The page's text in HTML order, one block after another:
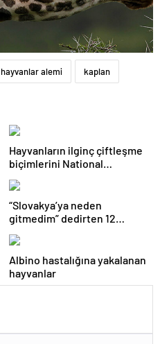
hayvanlar alemi kaplan
Hayvanların ilginç çiftleşme
biçimlerini National
“Slovakya’ya neden
gitmedim” dedirten 12
Albino hastalığına yakalanan
hayvanlar